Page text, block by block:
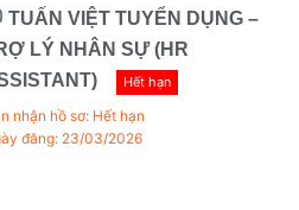
TUẤN VIỆT TUYỂN DỤNG –
LÝ NHÂN SỰ (HR
Hết hạn
nhận hồ sơ: Hết hạn
đăng: 23/03/2026